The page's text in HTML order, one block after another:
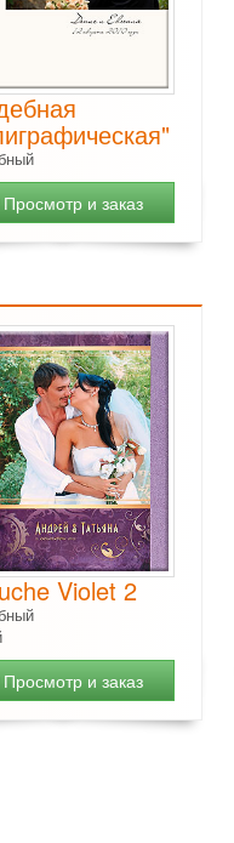
и заказ
Violet 2
и заказ